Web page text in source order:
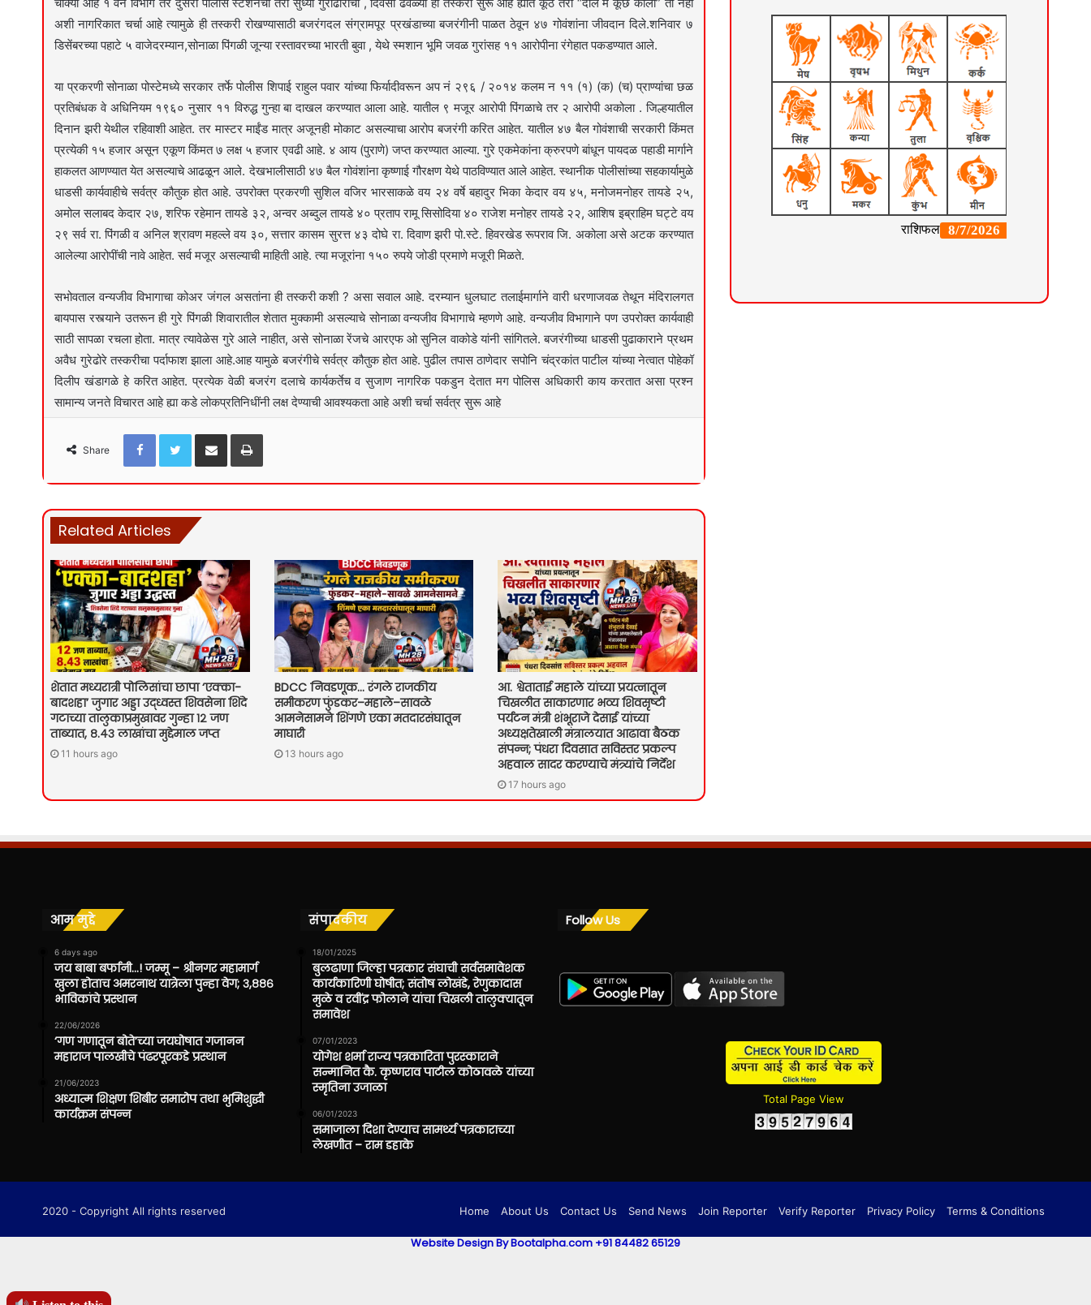
अशी नागरिकात चर्चा आहे त्यामुळे ही तस्करी रोखण्यासाठी बजरंगदल संग्रामपूर प्रखंडाच्या बजरंगीनी पाळत ठेवून ४७ गोवंशांना जीवदान दिले.शनिवार ७
डिसेंबरच्या पहाटे ५ वाजेदरम्यान,सोनाळा पिंगळी जून्या रस्तावरच्या भारती बुवा , येथे स्मशान भूमि जवळ गुरांसह ११ आरोपीना रंगेहात पकडण्यात आले.
या प्रकरणी सोनाळा पोस्टेमध्ये सरकार तर्फे पोलीस शिपाई राहुल पवार यांच्या फिर्यादीवरून अप नं २९६ / २०१४ कलम न ११ (१) (क) (च) प्राण्यांचा छळ
प्रतिबंधक वे अधिनियम १९६० नुसार ११ विरुद्ध गुन्हा बा दाखल करण्यात आला आहे. यातील ९ मजूर आरोपी पिंगळाचे तर २ आरोपी अकोला . जिल्हयातील
दिनान झरी येथील रहिवाशी आहेत. तर मास्टर माईंड मात्र अजूनही मोकाट असल्याचा आरोप बजरंगी करित आहेत. यातील ४७ बैल गोवंशाची सरकारी किंमत
प्रत्येकी १५ हजार असून एकूण किंमत ७ लक्ष ५ हजार एवढी आहे. ४ आय (पुराणे) जप्त करण्यात आल्या. गुरे एकमेकांना क्रुरपणे बांधून पायदळ पहाडी मार्गाने
हाकलत आणण्यात येत असल्याचे आढळून आले. देखभालीसाठी ४७ बैल गोवंशांना कृष्णाई गौरक्षण येथे पाठविण्यात आले आहेत. स्थानीक पोलीसांच्या सहकार्यामुळे
धाडसी कार्यवाहीचे सर्वत्र कौतुक होत आहे. उपरोक्त प्रकरणी सुशिल वजिर भारसाकळे वय २४ वर्षे बहादुर भिका केदार वय ४५, मनोजमनोहर तायडे २५,
अमोल सलाबद केदार २७, शरिफ रहेमान तायडे ३२, अन्वर अब्दुल तायडे ४० प्रताप रामू सिसोदिया ४० राजेश मनोहर तायडे २२, आशिष इब्राहिम घट्टे वय
२९ सर्व रा. पिंगळी व अनिल श्रावण महल्ले वय ३०, सत्तार कासम सुरत्त ४३ दोघे रा. दिवाण झरी पो.स्टे. हिवरखेड रूपराव जि. अकोला असे अटक करण्यात
आलेल्या आरोपींची नावे आहेत. सर्व मजूर असल्याची माहिती आहे. त्या मजूरांना १५० रुपये जोडी प्रमाणे मजूरी मिळते.
सभोवताल वन्यजीव विभागाचा कोअर जंगल असतांना ही तस्करी कशी ? असा सवाल आहे. दरम्यान धुलघाट तलाईमार्गाने वारी धरणाजवळ तेथून मंदिरालगत
बायपास रस्त्याने उतरून ही गुरे पिंगळी शिवारातील शेतात मुक्कामी असल्याचे सोनाळा वन्यजीव विभागाचे म्हणणे आहे. वन्यजीव विभागाने पण उपरोक्त कार्यवाही
साठी सापळा रचला होता. मात्र त्यावेळेस गुरे आले नाहीत, असे सोनाळा रेंजचे आरएफ ओ सुनिल वाकोडे यांनी सांगितले. बजरंगीच्या धाडसी पुढाकाराने प्रथम
अवैध गुरेढोरे तस्करीचा पर्दाफाश झाला आहे.आह यामुळे बजरंगीचे सर्वत्र कौतुक होत आहे. पुढील तपास ठाणेदार सपोनि चंद्रकांत पाटील यांच्या नेत्वात पोहेकॉ
दिलीप खंडागळे हे करित आहेत. प्रत्येक वेळी बजरंग दलाचे कार्यकर्तेच व सुजाण नागरिक पकडुन देतात मग पोलिस अधिकारी काय करतात असा प्रश्न
सामान्य जनते विचारत आहे ह्या कडे लोकप्रतिनिधींनी लक्ष देण्याची आवश्यकता आहे अशी चर्चा सर्वत्र सुरू आहे
Share
FacebookTwitterShare via Email Print
Related Articles
शेतात मध्यरात्री पोलिसांचा छापा ‘एक्का-
बादशहा’ जुगार अड्डा उद्ध्वस्त शिवसेना शिंदे
गटाच्या तालुकाप्रमुखावर गुन्हा १२ जण
ताब्यात, ८.४३ लाखांचा मुद्देमाल जप्त
11 hours ago
BDCC निवडणूक… रंगले राजकीय
समीकरण फुंडकर–महाले–सावळे
आमनेसामने शिंगणे एका मतदारसंघातून
माघारी
13 hours ago
आ. श्वेताताई महाले यांच्या प्रयत्नातून
चिखलीत साकारणार भव्य शिवसृष्टी
पर्यटन मंत्री शंभूराजे देसाई यांच्या
अध्यक्षतेखाली मंत्रालयात आढावा बैठक
संपन्न; पंधरा दिवसात सविस्तर प्रकल्प
अहवाल सादर करण्याचे मंत्र्यांचे निर्देश
17 hours ago
आम मुद्दे
6 days ago
जय बाबा बर्फानी…! जम्मू – श्रीनगर महामार्ग
खुला होताच अमरनाथ यात्रेला पुन्हा वेग; ३,८८६
भाविकांचे प्रस्थान
22/06/2026
‘गण गणातून बोते’च्या जयघोषात गजानन
महाराज पालखीचे पंढरपूरकडे प्रस्थान
21/06/2023
अध्यात्म शिक्षण शिबीर समारोप तथा भुमिशुद्धी
कार्यक्रम संपन्न
संपादकीय
18/01/2025
बुलढाणा जिल्हा पत्रकार संघाची सर्वसमावेशक
कार्यकारिणी घोषीत; संतोष लोखंडे, रेणुकादास
मुळे व रवींद्र फोलाने यांचा चिखली तालुक्यातून
समावेश
07/01/2023
योगेश शर्मा राज्य पत्रकारिता पुरस्काराने
सन्मानित कै. कृष्णराव पाटील कोठावळे यांच्या
स्मृतिना उजाळा
06/01/2023
समाजाला दिशा देण्याच सामर्थ्य पत्रकाराच्या
लेखणीत – राम डहाके
Follow Us
Total Page View
2020 - Copyright All rights reserved Home About Us Contact Us Send News Join Reporter Verify Reporter Privacy Policy Terms & Conditions
Website Design By Bootalpha.com +91 84482 65129